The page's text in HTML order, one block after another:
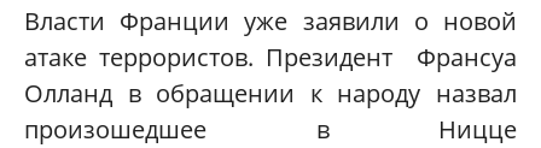
Власти Франции уже заявили о новой
атаке террористов. Президент Франсуа
Олланд в обращении к народу назвал
произошедшее в Ницце